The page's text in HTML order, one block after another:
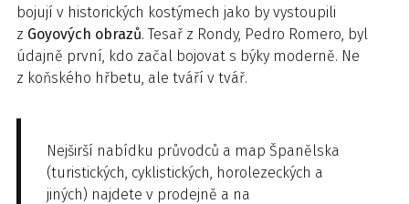
bojují v historických kostýmech jako by vystoupili
z Goyových obrazů. Tesař z Rondy, Pedro Romero, byl
údajně první, kdo začal bojovat s býky moderně. Ne
z koňského hřbetu, ale tváří v tvář.
Nejširší nabídku průvodců a map Španělska
(turistických, cyklistických, horolezeckých a
jiných) najdete v prodejně a na